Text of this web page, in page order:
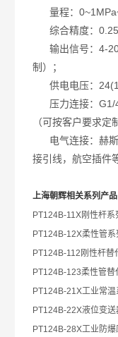
量程：
综合精度：
输出信号：4-
制）；
供电电压：
压力连接：G1/
（可按客户要求定
电气连接：赫斯
接引线，航空插件
上海朝辉相关系列产品
PT124B-11X刚性杆系
PT124B-12X柔性管系
PT124B-112 刚性杆替
PT124B-123柔性管替
PT124B-21X工业常温
PT124B-22X液位变送
PT124B-28X工业防爆